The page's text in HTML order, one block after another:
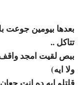
بعدها بيومين جوعت
تتاكل ..
ببص لقيت امجد
ولا ايه)